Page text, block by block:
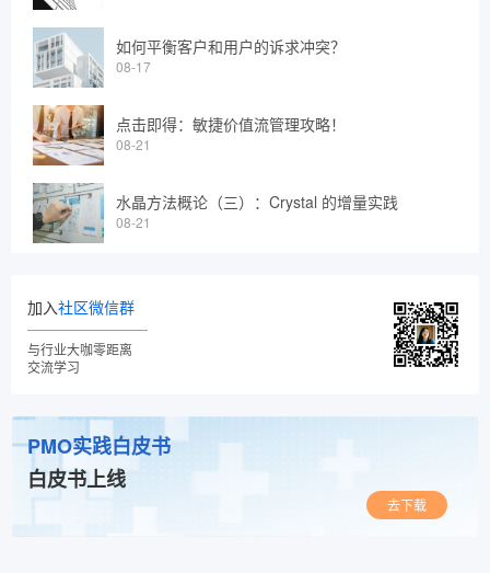
如何平衡客户和用户的诉求冲突？
08-17
点击即得：敏捷价值流管理攻略！
08-21
水晶方法概论（三）：Crystal 的增量实践
08-21
加入社区微信群
与行业大咖零距离
交流学习
PMO实践白皮书
白皮书上线
去下载